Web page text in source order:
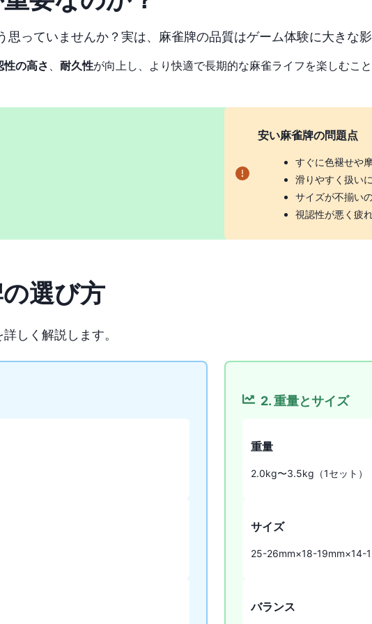
思っていませんか？実は、麻雀牌の品質はゲーム体験に大きな
性の高さ 、 耐久性が向上し、より快適で長期的な麻雀ライフを楽しむこ
安い麻雀牌の問題点
すぐに色褪せや
滑りやすく扱い
サイズが不揃い
視認性が悪く疲
選び方
詳しく解説します。
2. 重量とサイズ
重量
2.0kg〜3.5kg（1セット）
サイズ
25-26mm×18-19mm×14-
バランス